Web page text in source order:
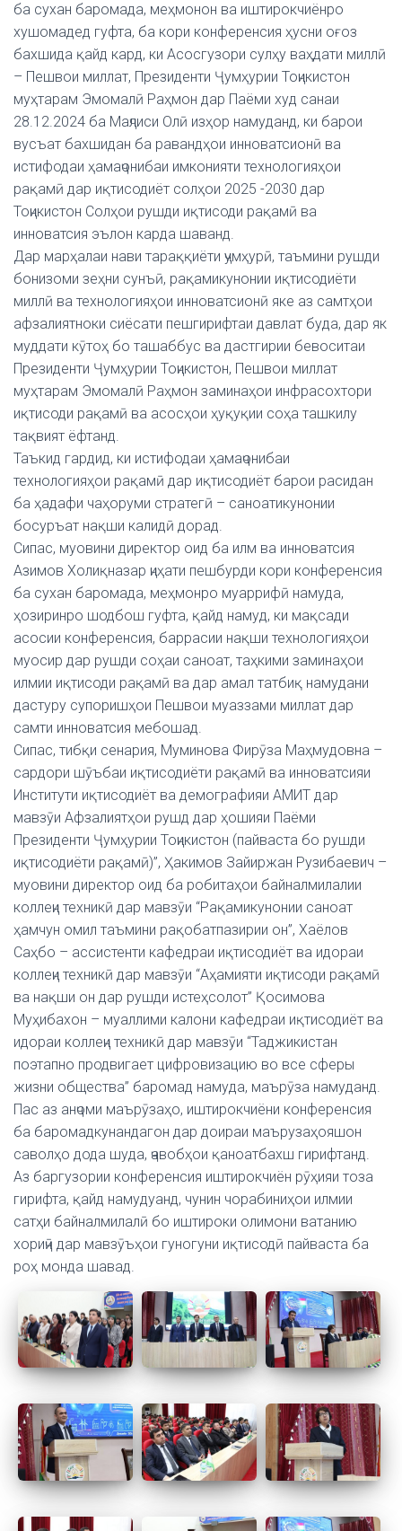
ба сухан баромада, меҳмонон ва иштирокчиёнро
хушомадед гуфта, ба кори конференсия ҳусни оғоз
бахшида қайд кард, ки Асосгузори сулҳу ваҳдати миллӣ
– Пешвои миллат, Президенти Ҷумҳурии Тоҷикистон
муҳтарам Эмомалӣ Раҳмон дар Паёми худ санаи
28.12.2024 ба Маҷлиси Олӣ изҳор намуданд, ки барои
вусъат бахшидан ба равандҳои инноватсионӣ ва
истифодаи ҳамаҷонибаи имконияти технологияҳои
рақамӣ дар иқтисодиёт солҳои 2025 -2030 дар
Тоҷикистон Солҳои рушди иқтисоди рақамӣ ва
инноватсия эълон карда шаванд.
Дар марҳалаи нави тараққиёти ҷумҳурӣ, таъмини рушди
бонизоми зеҳни сунъӣ, рақамикунонии иқтисодиёти
миллӣ ва технологияҳои инноватсионӣ яке аз самтҳои
афзалиятноки сиёсати пешгирифтаи давлат буда, дар як
муддати кӯтоҳ бо ташаббус ва дастгирии бевоситаи
Президенти Ҷумҳурии Тоҷикистон, Пешвои миллат
муҳтарам Эмомалӣ Раҳмон заминаҳои инфрасохтори
иқтисоди рақамӣ ва асосҳои ҳуқуқии соҳа ташкилу
тақвият ёфтанд.
Таъкид гардид, ки истифодаи ҳамаҷонибаи
технологияҳои рақамӣ дар иқтисодиёт барои расидан
ба ҳадафи чаҳоруми стратегӣ – саноатикунонии
босуръат нақши калидӣ дорад.
Сипас, муовини директор оид ба илм ва инноватсия
Азимов Холиқназар ҷиҳати пешбурди кори конференсия
ба сухан баромада, меҳмонро муаррифӣ намуда,
ҳозиринро шодбош гуфта, қайд намуд, ки мақсади
асосии конференсия, баррасии нақши технологияҳои
муосир дар рушди соҳаи саноат, таҳкими заминаҳои
илмии иқтисоди рақамӣ ва дар амал татбиқ намудани
дастуру супоришҳои Пешвои муаззами миллат дар
самти инноватсия мебошад.
Сипас, тибқи сенария, Муминова Фирӯза Маҳмудовна –
сардори шӯъбаи иқтисодиёти рақамӣ ва инноватсияи
Институти иқтисодиёт ва демографияи АМИТ дар
мавзӯи Афзалиятҳои рушд дар ҳошияи Паёми
Президенти Ҷумҳурии Тоҷикистон (пайваста бо рушди
иқтисодиёти рақамӣ)”, Ҳакимов Зайиржан Рузибаевич –
муовини директор оид ба робитаҳои байналмилалии
коллеҷи техникӣ дар мавзӯи “Рақамикунонии саноат
ҳамчун омил таъмини рақобатпазирии он”, Хаёлов
Саҳбо – ассистенти кафедраи иқтисодиёт ва идораи
коллеҷи техникӣ дар мавзӯи “Аҳамияти иқтисоди рақамӣ
ва нақши он дар рушди истеҳсолот” Қосимова
Муҳибахон – муаллими калони кафедраи иқтисодиёт ва
идораи коллеҷи техникӣ дар мавзӯи “Таджикистан
поэтапно продвигает цифровизацию во все сферы
жизни общества” баромад намуда, маърӯза намуданд.
Пас аз анҷоми маърӯзаҳо, иштирокчиёни конференсия
ба баромадкунандагон дар доираи маърузаҳояшон
саволҳо дода шуда, ҷавобҳои қаноатбахш гирифтанд.
Аз баргузории конференсия иштирокчиён рӯҳияи тоза
гирифта, қайд намудуанд, чунин чорабиниҳои илмии
сатҳи байналмилалӣ бо иштироки олимони ватанию
хориҷӣ дар мавзӯъҳои гуногуни иқтисодӣ пайваста ба
роҳ монда шавад.